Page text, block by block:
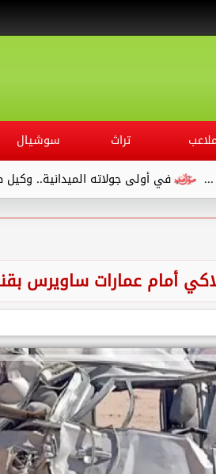
تراث سوشيال
أولى جولاته الميدانية.. وكيل صحة